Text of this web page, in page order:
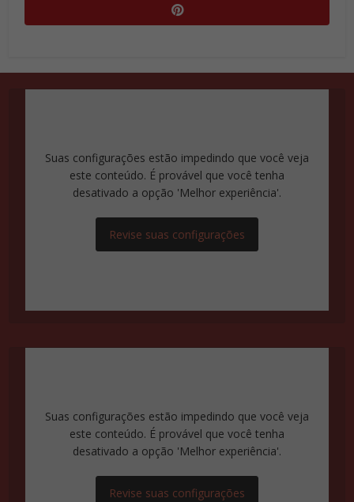
Suas configurações estão impedindo que você veja
este conteúdo. É provável que você tenha
desativado a opção 'Melhor experiência'.
Revise suas configurações
Suas configurações estão impedindo que você veja
este conteúdo. É provável que você tenha
desativado a opção 'Melhor experiência'.
Revise suas configurações